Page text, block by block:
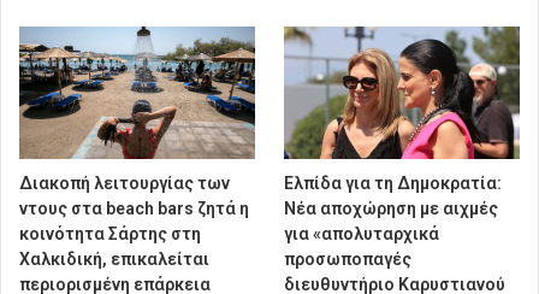
Διακοπή λειτουργίας των
ντους στα beach bars ζητά η
κοινότητα Σάρτης στη
Χαλκιδική, επικαλείται
περιορισμένη επάρκεια
Ελπίδα για τη Δημοκρατία:
Νέα αποχώρηση με αιχμές
για «απολυταρχικά
προσωποπαγές
διευθυντήριο Καρυστιανού